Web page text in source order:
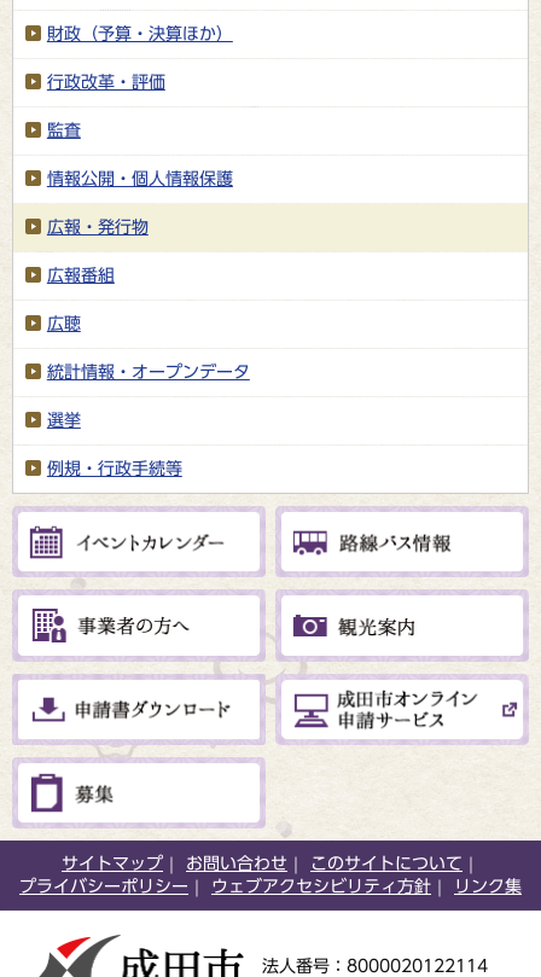
財政（予算・決算ほか）
行政改革・評価
監査
情報公開・個人情報保護
広報・発行物
広報番組
広聴
統計情報・オープンデータ
選挙
例規・行政手続等
サイトマップ お問い合わせ
このサイトについて
プライバシーポリシー
ウェブアクセシビリティ方針 リンク集
法人番号：8000020122114